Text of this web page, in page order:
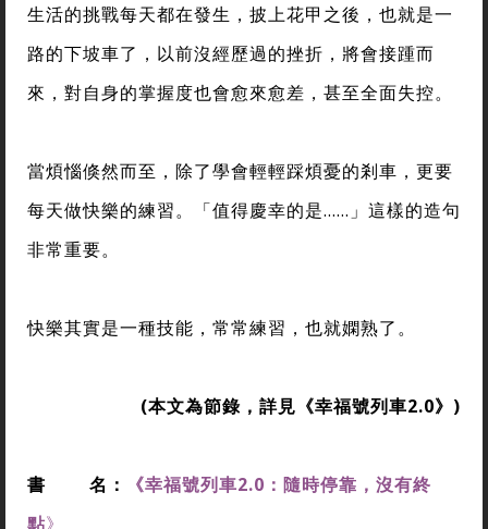
生活的挑戰每天都在發生，披上花甲之後，也就是一
路的下坡車了，以前沒經歷過的挫折，將會接踵而
來，對自身的掌握度也會愈來愈差，甚至全面失控。
當煩惱倏然而至，除了學會輕輕踩煩憂的剎車，更要
每天做快樂的練習。「值得慶幸的是……」這樣的造句
非常重要。
快樂其實是一種技能，常常練習，也就嫻熟了。
(本文為節錄，詳見 《幸福號列車2.0》 )
書 名： 《幸福號列車2.0：隨時停靠，沒有終
點》